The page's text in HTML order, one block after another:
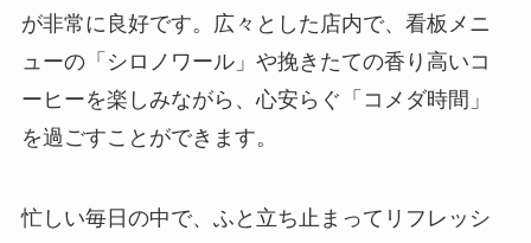
が非常に良好です。広々とした店内で、看板メニ
ューの「シロノワール」や挽きたての香り高いコ
ーヒーを楽しみながら、心安らぐ「コメダ時間」
を過ごすことができます。
忙しい毎日の中で、ふと立ち止まってリフレッシ